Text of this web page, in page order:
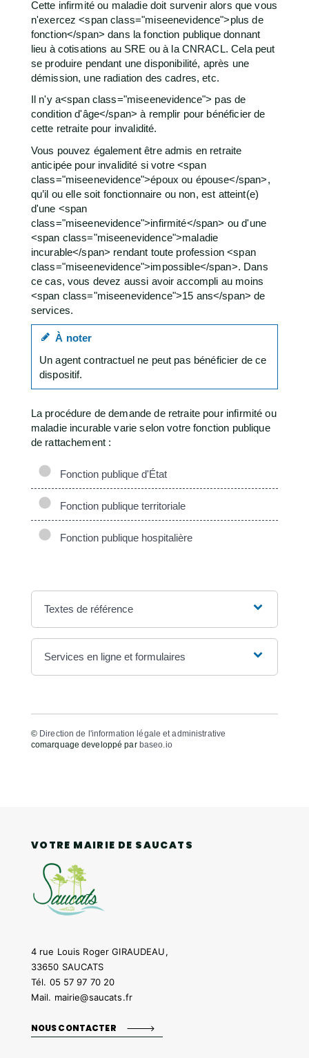
Cette infirmité ou maladie doit survenir alors que vous
n'exercez <span class="miseenevidence">plus de
fonction</span> dans la fonction publique donnant
lieu à cotisations au SRE ou à la CNRACL. Cela peut
se produire pendant une disponibilité, après une
démission, une radiation des cadres, etc.
Il n'y a<span class="miseenevidence"> pas de
condition d'âge</span> à remplir pour bénéficier de
cette retraite pour invalidité.
Vous pouvez également être admis en retraite
anticipée pour invalidité si votre <span
class="miseenevidence">époux ou épouse</span>,
qu’il ou elle soit fonctionnaire ou non, est atteint(e)
d'une <span
class="miseenevidence">infirmité</span> ou d'une
<span class="miseenevidence">maladie
incurable</span> rendant toute profession <span
class="miseenevidence">impossible</span>. Dans
ce cas, vous devez aussi avoir accompli au moins
<span class="miseenevidence">15 ans</span> de
services.
À noter
Un agent contractuel ne peut pas bénéficier de ce
dispositif.
La procédure de demande de retraite pour infirmité ou
maladie incurable varie selon votre fonction publique
de rattachement :
Fonction publique d'État
Fonction publique territoriale
Fonction publique hospitalière
Textes de référence
Services en ligne et formulaires
© Direction de l'information légale et administrative
comarquage developpé par baseo.io
VOTRE MAIRIE DE SAUCATS
4 rue Louis Roger GIRAUDEAU,
33650 SAUCATS
Tél. 05 57 97 70 20
Mail. mairie@saucats.fr
NOUS CONTACTER